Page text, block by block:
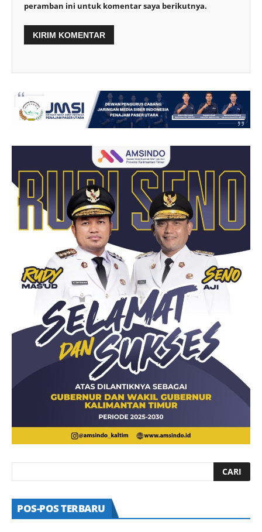
peramban ini untuk komentar saya berikutnya.
POS-POS TERBARU